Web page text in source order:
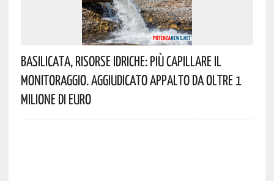
Basilicata, Risorse Idriche: Più Capillare Il
Monitoraggio. Aggiudicato Appalto Da Oltre 1
Milione Di Euro